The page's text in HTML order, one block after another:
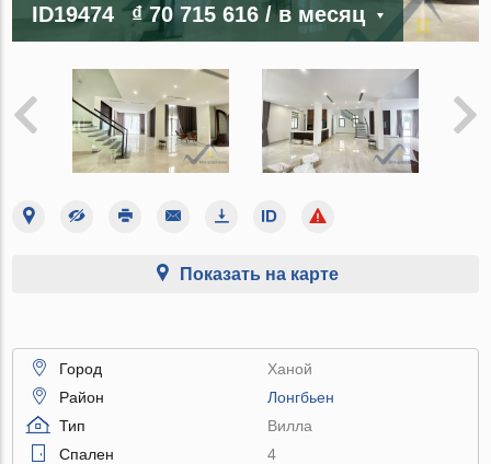
ID19474 ₫ 70 715 616/ в месяц
Показать на карте
Город
Ханой
Район
Лонгбьен
Тип
Вилла
Спален
4